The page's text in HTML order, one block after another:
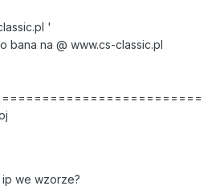
'
bana na @ www.cs-classic.pl
we wzorze?